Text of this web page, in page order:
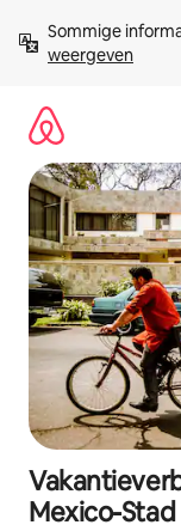
direct
naar
Sommige
weergeven
Mexico-Stad